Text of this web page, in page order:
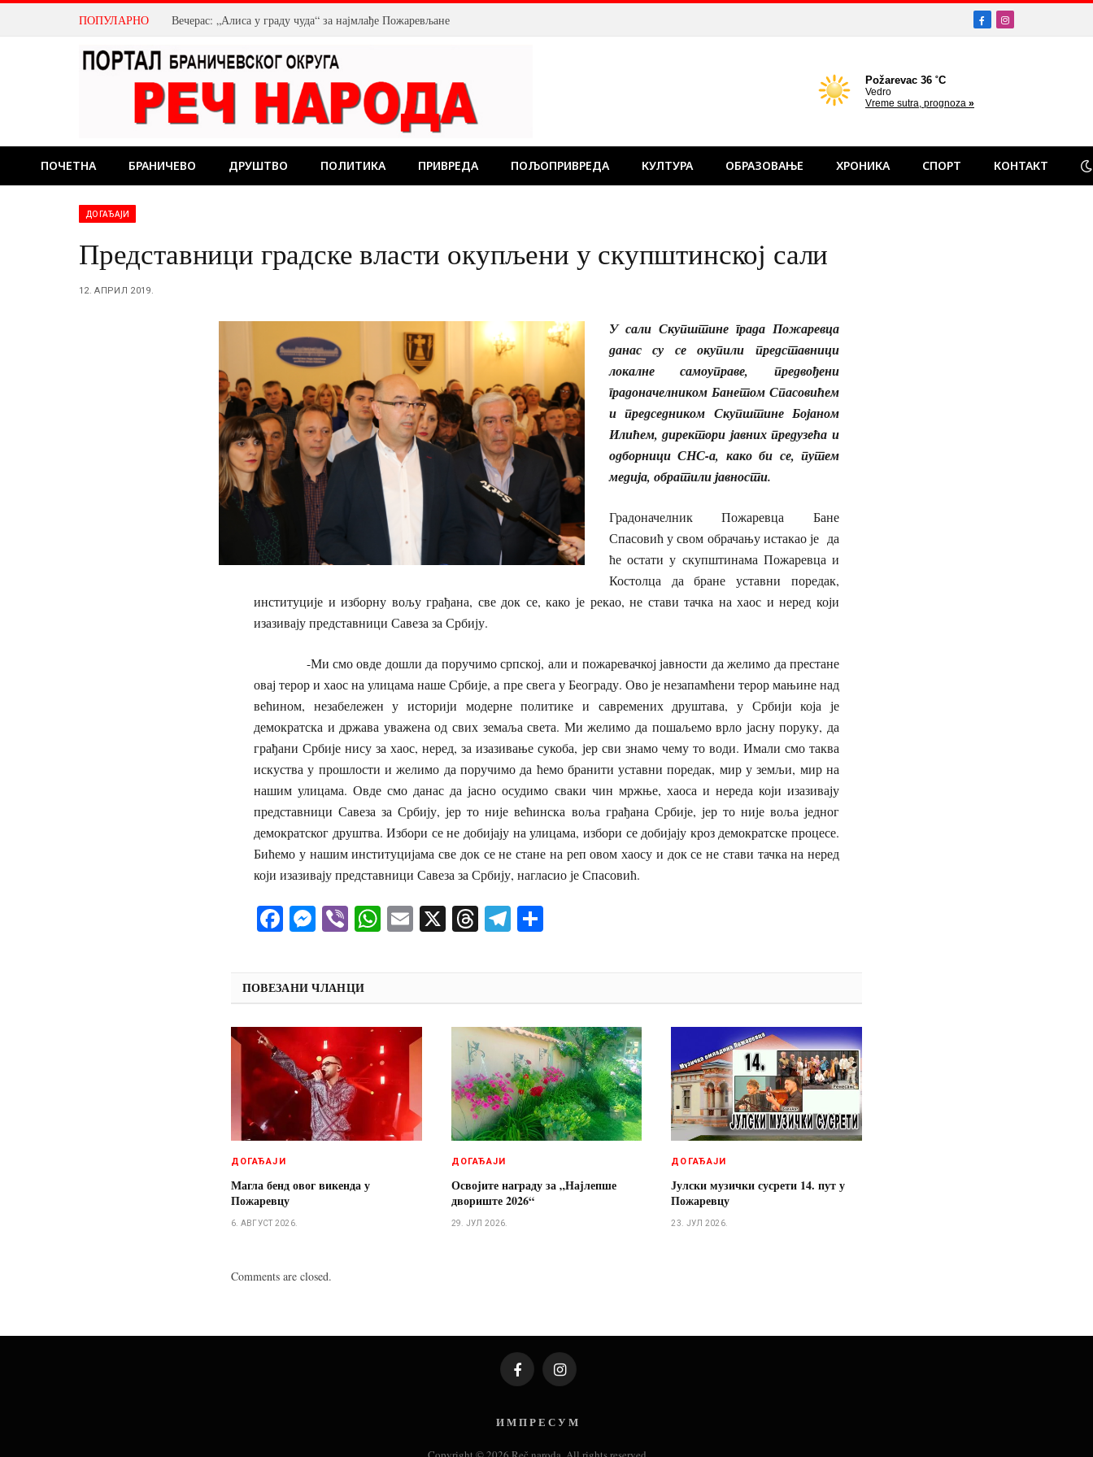
ПОПУЛАРНО Вечерас: „Алиса у граду чуда“ за најмлађе Пожаревљане FacebookInstagram
ПОЧЕТНА БРАНИЧЕВО ДРУШТВО ПОЛИТИКА ПРИВРЕДА ПОЉОПРИВРЕДА КУЛТУРА ОБРАЗОВАЊЕ ХРОНИКА СПОРТ КОНТАКТ
ДОГАЂАЈИ
Представници градске власти окупљени у скупштинској сали
12. АПРИЛ 2019.
У сали Скупштине града Пожаревца
данас су се окупили представници
локалне самоуправе, предвођени
градоначелником Банетом Спасовићем
и председником Скупштине Бојаном
Илићем, директори јавних предузећа и
одборници СНС-а, како би се, путем
медија, обратили јавности.
Градоначелник Пожаревца Бане
Спасовић у свом обрачању истакао је да
ће остати у скупштинама Пожаревца и
Костолца да бране уставни поредак,
институције и изборну вољу грађана, све док се, како је рекао, не стави тачка на хаос и неред који
изазивају представници Савеза за Србију.
-Ми смо овде дошли да поручимо српској, али и пожаревачкој јавности да желимо да престане
овај терор и хаос на улицама наше Србије, а пре свега у Београду. Ово је незапамћени терор мањине над
већином, незабележен у историји модерне политике и савремених друштава, у Србији која је
демократска и држава уважена од свих земаља света. Ми желимо да пошаљемо врло јасну поруку, да
грађани Србије нису за хаос, неред, за изазивање сукоба, јер сви знамо чему то води. Имали смо таква
искуства у прошлости и желимо да поручимо да ћемо бранити уставни поредак, мир у земљи, мир на
нашим улицама. Овде смо данас да јасно осудимо сваки чин мржње, хаоса и нереда који изазивају
представници Савеза за Србију, јер то није већинска воља грађана Србије, јер то није воља једног
демократског друштва. Избори се не добијају на улицама, избори се добијају кроз демократске процесе.
Бићемо у нашим институцијама све док се не стане на реп овом хаосу и док се не стави тачка на неред
који изазивају представници Савеза за Србију, нагласио је Спасовић.
Facebook
Messenger
ViberWhatsApp
Email
X ThreadsTelegram
ПОВЕЗАНИ ЧЛАНЦИ
ДОГАЂАЈИ
Магла бенд овог викенда у
Пожаревцу
6. АВГУСТ 2026.
ДОГАЂАЈИ
Освојите награду за „Најлепше
двориште 2026“
29. ЈУЛ 2026.
ДОГАЂАЈИ
Јулски музички сусрети 14. пут у
Пожаревцу
23. ЈУЛ 2026.
Comments are closed.
FacebookInstagram
И М П Р Е С У М